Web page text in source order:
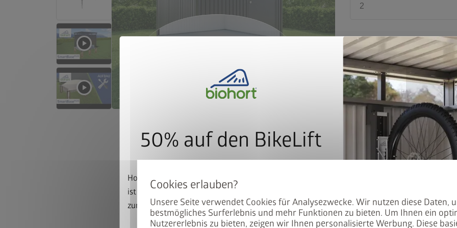
Unsere Seite verwendet Cookies für Analysezwecke. Wir nutzen diese Daten,
bestmögliches Surferlebnis und mehr Funktionen zu bieten. Um Ihnen ein
Nutzererlebnis zu bieten, zeigen wir Ihnen personalisierte Werbung. Diese
2
remove add
Händlersuche
local_shipping
mit
aus Aluprofilen und
auf einfache Weise
Das Biohort SmartBasePLUS
50% auf den BikeLift
Hoch mit dem Bike. Runter mit dem Preis: Der BikeLift
ist beim Kauf eines passenden Biohort Gerätehauses
zum halben Preis erhältlich.